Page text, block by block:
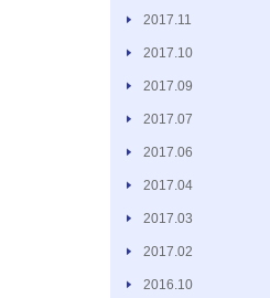
2017.11
2017.10
2017.09
2017.07
2017.06
2017.04
2017.03
2017.02
2016.10